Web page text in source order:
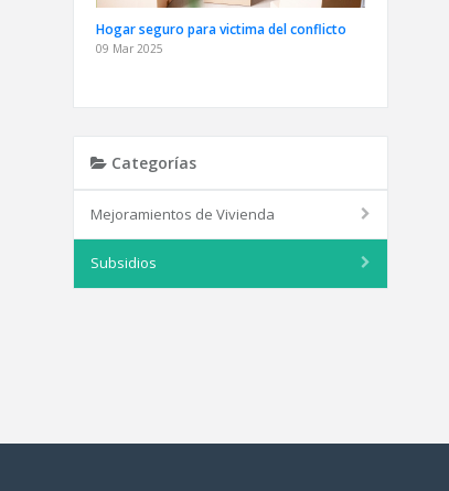
Hogar seguro para victima del conflicto
09 Mar 2025
Categorías
Mejoramientos de Vivienda
Subsidios